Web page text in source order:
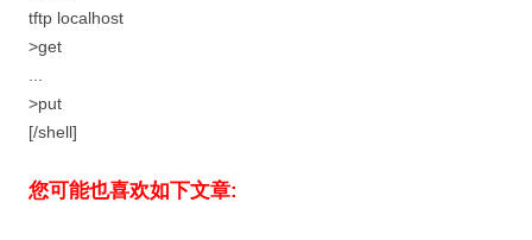
tftp localhost
>get
>put
[/shell]
您可能也喜欢如下文章: